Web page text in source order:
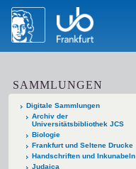
SAMMLUNGEN
Digitale Sammlungen
Archiv der
Universitätsbibliothek JCS
Biologie
Frankfurt und Seltene Drucke
Handschriften und Inkunabeln
Judaica